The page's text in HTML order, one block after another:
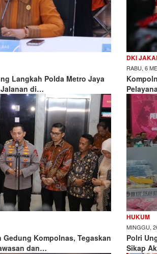
Langkah Polda Metro Jaya
Jalanan di…
DKI
RABU, 6
Gedung Kompolnas, Tegaskan
dan…
HUKUM
MINGGU,
Polri
Sikap